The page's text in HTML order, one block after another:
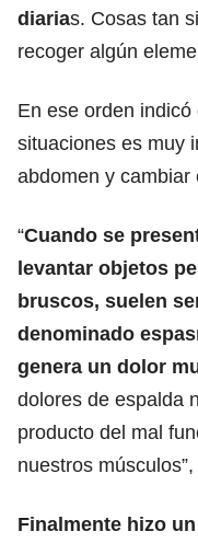
diarias. Cosas tan
recoger algún
En ese orden
situaciones es muy
abdomen y cambiar
“Cuando se
levantar objetos
bruscos, suelen
denominado
genera un dolor
dolores de espalda
producto del mal
nuestros
Finalmente hizo